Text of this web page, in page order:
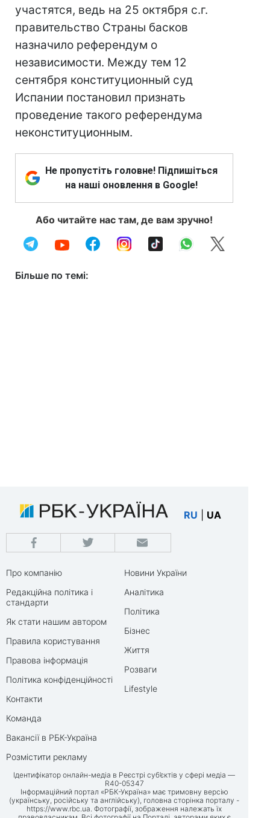
участятся, ведь на 25 октября с.г.
правительство Страны басков
назначило референдум о
независимости. Между тем 12
сентября конституционный суд
Испании постановил признать
проведение такого референдума
неконституционным.
Не пропустіть головне! Підпишіться
на наші оновлення в Google!
Або читайте нас там, де вам зручно!
Більше по темі:
RU UA
Про компанію
Редакційна політика і
стандарти
Як стати нашим автором
Правила користування
Правова інформація
Політика конфіденційності
Контакти
Команда
Вакансії в РБК-Україна
Розмістити рекламу
Новини України
Аналітика
Політика
Бізнес
Життя
Розваги
Lifestyle
Ідентифікатор онлайн-медіа в Реєстрі суб’єктів у сфері медіа —
R40-05347
Інформаційний портал «РБК-Україна» має тримовну версію
(українську, російську та англійську), головна сторінка порталу -
https://www.rbc.ua. Фотографії, зображення належать їх